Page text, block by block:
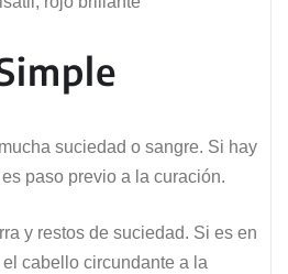
suciedad o sangre. Si hay
paso previo a la curación.
y restos de suciedad. Si es en
cabello circundante a la